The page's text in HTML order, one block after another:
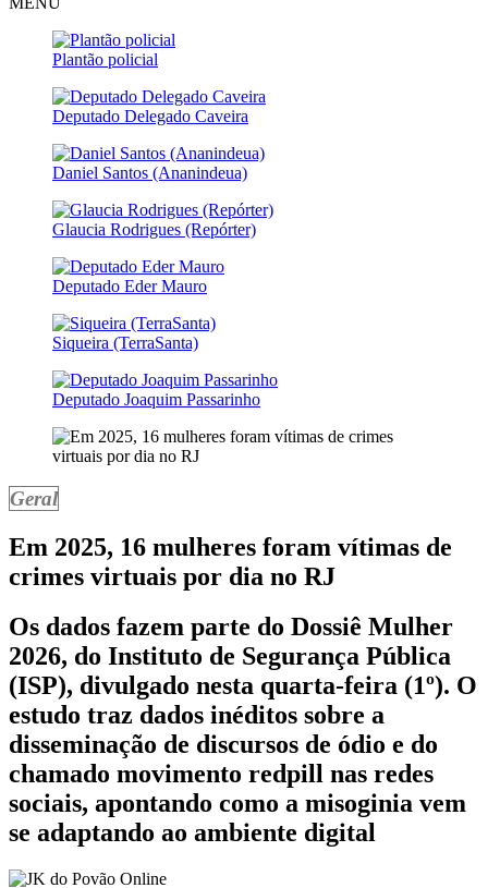
Plantão policial
Deputado Delegado Caveira
Daniel Santos (Ananindeua)
Glaucia Rodrigues (Repórter)
Deputado Eder Mauro
Siqueira (TerraSanta)
Deputado Joaquim Passarinho
Geral
Em 2025, 16 mulheres foram vítimas de
crimes virtuais por dia no RJ
Os dados fazem parte do Dossiê Mulher
2026, do Instituto de Segurança Pública
(ISP), divulgado nesta quarta-feira (1º). O
estudo traz dados inéditos sobre a
disseminação de discursos de ódio e do
chamado movimento redpill nas redes
sociais, apontando como a misoginia vem
se adaptando ao ambiente digital